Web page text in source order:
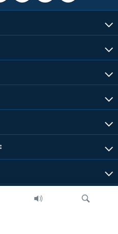
င်းလုတ်ယူရန်